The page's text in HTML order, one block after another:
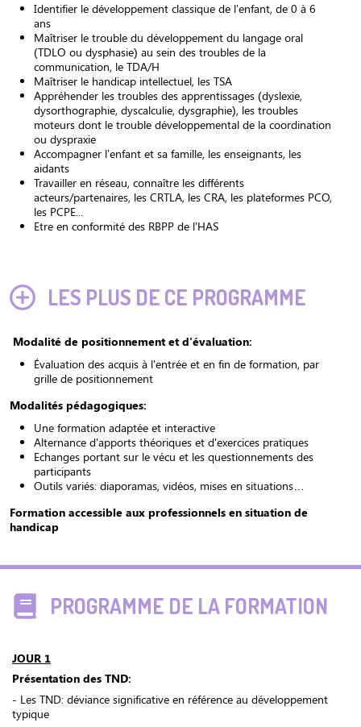
Identifier le développement classique de l'enfant, de 0 à 6
ans
Maîtriser le trouble du développement du langage oral
(TDLO ou dysphasie) au sein des troubles de la
communication, le TDA/H
Maîtriser le handicap intellectuel, les TSA
Appréhender les troubles des apprentissages (dyslexie,
dysorthographie, dyscalculie, dysgraphie), les troubles
moteurs dont le trouble développemental de la coordination
ou dyspraxie
Accompagner l'enfant et sa famille, les enseignants, les
aidants
Travailler en réseau, connaître les différents
acteurs/partenaires, les CRTLA, les CRA, les plateformes PCO,
les PCPE...
Etre en conformité des RBPP de l'HAS
LES PLUS DE CE PROGRAMME
Modalité de positionnement et d'évaluation:
Évaluation des acquis à l'entrée et en fin de formation, par
grille de positionnement
Modalités pédagogiques:
Une formation adaptée et interactive
Alternance d'apports théoriques et d'exercices pratiques
Echanges portant sur le vécu et les questionnements des
participants
Outils variés: diaporamas, vidéos, mises en situations…
Formation accessible aux professionnels en situation de
handicap
PROGRAMME DE LA FORMATION
JOUR 1
Présentation des TND:
- Les TND: déviance significative en référence au développement
typique